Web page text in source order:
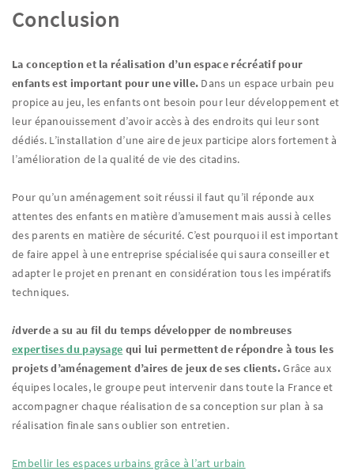
Conclusion
La conception et la réalisation d’un espace récréatif pour
enfants est important pour une ville. Dans un espace urbain peu
propice au jeu, les enfants ont besoin pour leur développement et
leur épanouissement d’avoir accès à des endroits qui leur sont
dédiés. L’installation d’une aire de jeux participe alors fortement à
l’amélioration de la qualité de vie des citadins.
Pour qu’un aménagement soit réussi il faut qu’il réponde aux
attentes des enfants en matière d’amusement mais aussi à celles
des parents en matière de sécurité. C’est pourquoi il est important
de faire appel à une entreprise spécialisée qui saura conseiller et
adapter le projet en prenant en considération tous les impératifs
techniques.
idverde a su au fil du temps développer de nombreuses
expertises du paysage qui lui permettent de répondre à tous les
projets d’aménagement d’aires de jeux de ses clients.Grâce aux
équipes locales, le groupe peut intervenir dans toute la France et
accompagner chaque réalisation de sa conception sur plan à sa
réalisation finale sans oublier son entretien.
Embellir les espaces urbains grâce à l’art urbain